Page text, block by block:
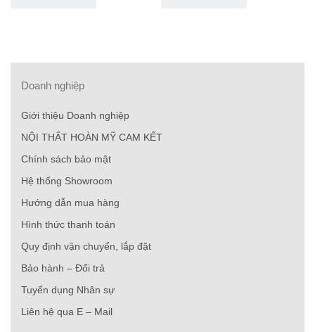
Doanh nghiệp
Giới thiệu Doanh nghiệp
NỘI THẤT HOÀN MỸ CAM KẾT
Chính sách bảo mật
Hệ thống Showroom
Hướng dẫn mua hàng
Hình thức thanh toán
Quy định vận chuyển, lắp đặt
Bảo hành – Đổi trả
Tuyển dụng Nhân sự
Liên hệ qua E – Mail